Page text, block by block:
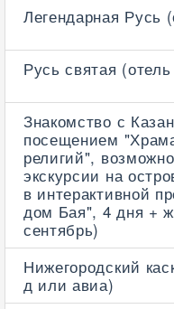
Легендарная Русь
Русь святая
Знакомство с
посещением
религий",
экскурсии на
в интерактивной
дом Бая", 4 дня +
сентябрь)
Нижегородский
д или авиа)